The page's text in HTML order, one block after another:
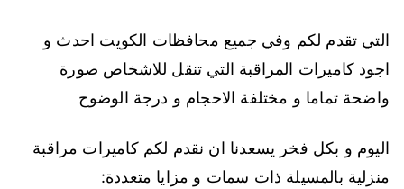
التي تقدم لكم وفي جميع محافظات الكويت احدث و
اجود كاميرات المراقبة التي تنقل للاشخاص صورة
واضحة تماما و مختلفة الاحجام و درجة الوضوح
اليوم و بكل فخر يسعدنا ان نقدم لكم كاميرات مراقبة
منزلية بالمسيلة ذات سمات و مزايا متعددة: